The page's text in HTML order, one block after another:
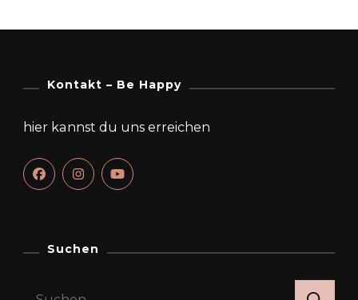
Kontakt – Be Happy
hier kannst du uns erreichen
Suchen
Suchen